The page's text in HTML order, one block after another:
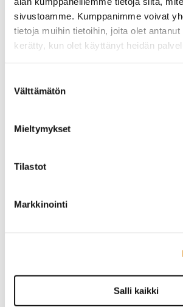
sivustoamme. Kumppanimme voivat
tietoja muihin tietoihin, joita olet
kerätty, kun olet käyttänyt heidän
valinta
Välttämätön
Mieltymykset
Tilastot
Markkinointi
Salli kaikki
Tämäkin laite
Baaritiskin
Tefcold Backbar DB300S-
3-P, liukuovilla
Frigelux